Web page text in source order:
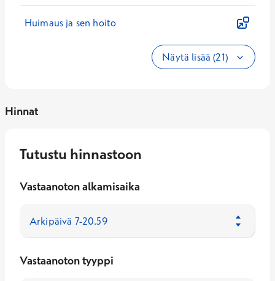
Huimaus ja sen hoito
Näytä lisää (21)
Hinnat
Tutustu hinnastoon
Vastaanoton alkamisaika
Vastaanoton tyyppi